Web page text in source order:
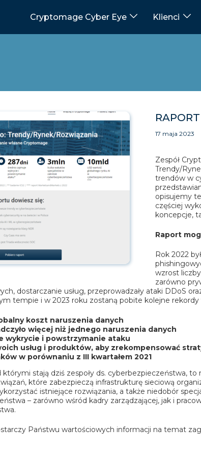
Cryptomage Cyber Eye Klienci
17 maja 2023
Zespół
Trendy/
trendów w
opisujemy
częściej
koncepcje,
Raport
Rok 2022
wzrost
zarówno
dostarczanie usług, przeprowadzały ataki DDoS
tempie i w 2023 roku zostaną pobite kolejne
koszt naruszenia danych
więcej niż jednego naruszenia danych
wykrycie i powstrzymanie ataku
usług i produktów, aby zrekompensować
w porównaniu z III kwartałem 2021
którymi stają dziś zespoły ds. cyberbezpieczeństwa,
które zabezpieczą infrastrukturę sieciową
istniejące rozwiązania, a także niedobór
– zarówno wśród kadry zarządzającej, jak i
Państwu wartościowych informacji na temat